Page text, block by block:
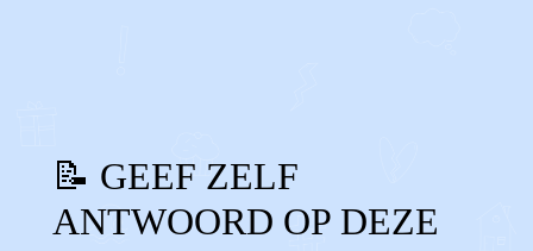
📝 GEEF ZELF
ANTWOORD OP DEZE